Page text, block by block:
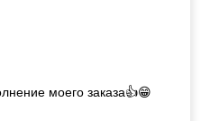
моего заказа👍😁